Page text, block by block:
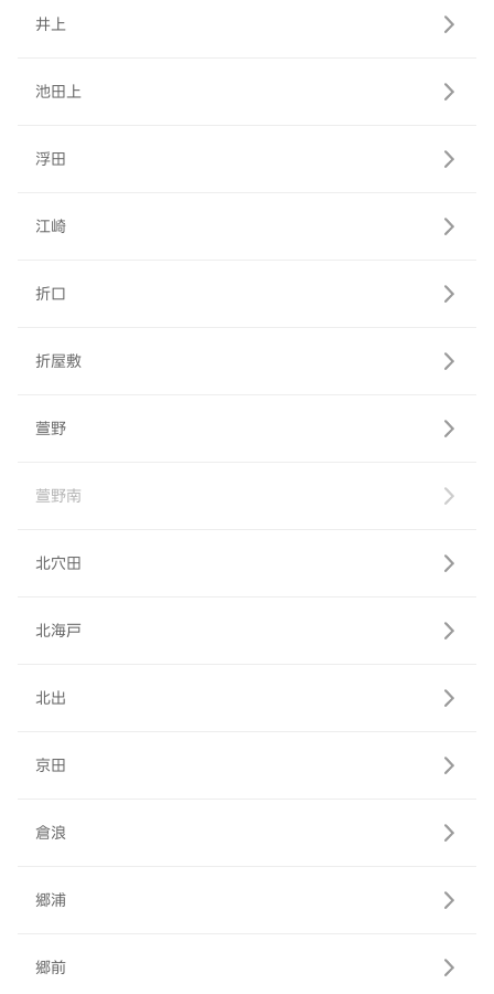
井上
池田上
浮田
江崎
折口
折屋敷
萱野
萱野南
北穴田
北海戸
北出
京田
倉浪
郷浦
郷前